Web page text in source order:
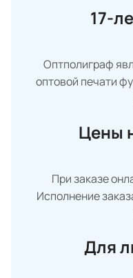
17-
Оптполиграф
оптовой печати
Цены
При заказе
Исполнение
Для